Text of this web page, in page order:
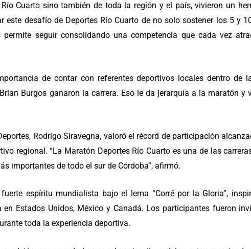
Cuarto sino también de toda la región y el país, vivieron un
este desafío de Deportes Río Cuarto de no solo sostener los 5 y
seguir consolidando una competencia que cada vez
de contar con referentes deportivos locales dentro de
Burgos ganaron la carrera. Eso le da jerarquía a la maratón
Rodrigo Siravegna, valoró el récord de participación
regional. “La Maratón Deportes Río Cuarto es una de las
importantes de todo el sur de Córdoba”, afirmó.
espíritu mundialista bajo el lema “Corré por la Gloria”,
Estados Unidos, México y Canadá. Los participantes fueron
toda la experiencia deportiva.